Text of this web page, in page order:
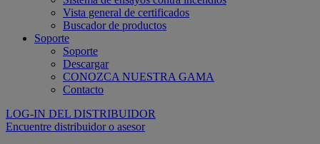
Vista general de certificados
Buscador de productos
Soporte
Soporte
Descargar
CONOZCA NUESTRA GAMA
Contacto
LOG-IN DEL DISTRIBUIDOR
Encuentre distribuidor o asesor